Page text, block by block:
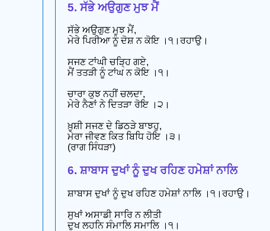
5. ਸੱਭੇ ਅਉਗੁਣ ਮੁਝ ਮੈਂ
ਸੱਭੇ ਅਉਗੁਣ ਮੁਝ ਮੈਂ,
ਮੇਰੇ ਪਿਰੀਆ ਨੂੰ ਦੋਸ਼ ਨ ਕੋਇ ।੧।ਰਹਾਉ।
ਸਜਣ ਟਾਂਘੀ ਚੜ੍ਹਿ ਗਏ,
ਮੈਂ ਤਤੜੀ ਨੂੰ ਟਾਂਘ ਨ ਕੋਇ ।੧।
ਚਾਰਾ ਕੁਝ ਨਹੀਂ ਚਲਦਾ,
ਮੇਰੇ ਨੈਣਾਂ ਨੇ ਦਿਤੜਾ ਰੋਇ ।੨।
ਖ਼ੁਸ਼ੀ ਸਜਣ ਦੇ ਡਿਠੜੇ ਬਾਝਹੁ,
ਮੇਰਾ ਜੀਵਣ ਕਿਤ ਬਿਧਿ ਹੋਇ ।੩।
(ਰਾਗ ਸਿੰਧੜਾ)
6. ਸ਼ਾਬਾਸ ਦੁਖਾਂ ਨੂੰ ਦੁਖ ਰਹਿਣ ਹਮੇਸ਼ਾਂ ਨਾਲਿ
ਸ਼ਾਬਾਸ ਦੁਖਾਂ ਨੂੰ ਦੁਖ ਰਹਿਣ ਹਮੇਸ਼ਾਂ ਨਾਲਿ ।੧।ਰਹਾਉ।
ਸੁਖਾਂ ਅਸਾਡੀ ਸਾਰਿ ਨ ਲੀਤੀ
ਦੁਖ ਲਹਨਿ ਸੰਮਾਲਿ ਸਮਾਲਿ ।੧।